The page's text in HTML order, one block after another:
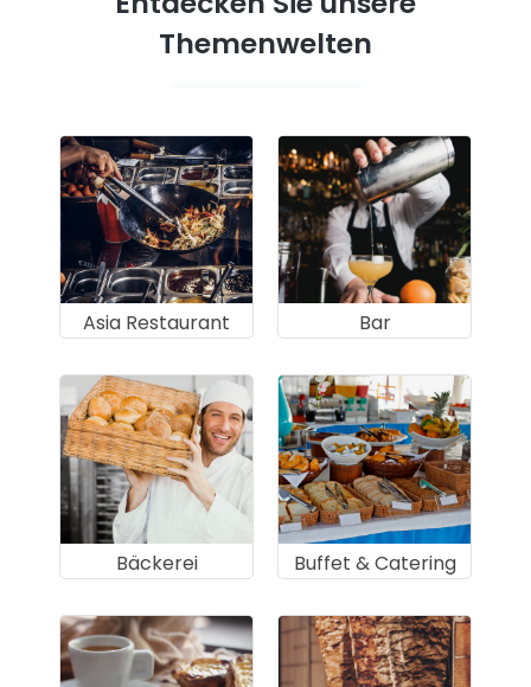
Themenwelten
Asia Restaurant Bar
Bäckerei Buffet & Catering